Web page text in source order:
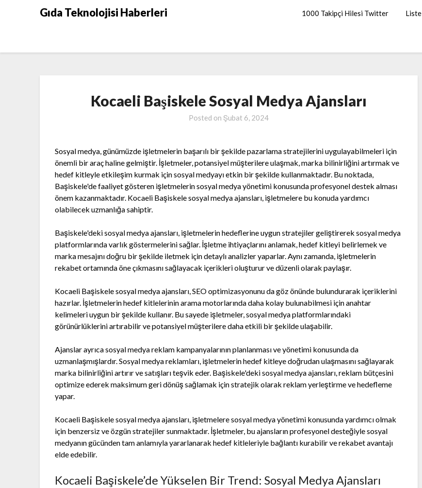
Gıda Teknolojisi Haberleri 1000 Takipçi Hilesi Twitter Liste
Kocaeli Başiskele Sosyal Medya Ajansları
Posted on Şubat 6, 2024
Sosyal medya, günümüzde işletmelerin başarılı bir şekilde pazarlama stratejilerini uygulayabilmeleri için
önemli bir araç haline gelmiştir. İşletmeler, potansiyel müşterilere ulaşmak, marka bilinirliğini artırmak ve
hedef kitleyle etkileşim kurmak için sosyal medyayı etkin bir şekilde kullanmaktadır. Bu noktada,
Başiskele'de faaliyet gösteren işletmelerin sosyal medya yönetimi konusunda profesyonel destek alması
önem kazanmaktadır. Kocaeli Başiskele sosyal medya ajansları, işletmelere bu konuda yardımcı
olabilecek uzmanlığa sahiptir.
Başiskele'deki sosyal medya ajansları, işletmelerin hedeflerine uygun stratejiler geliştirerek sosyal medya
platformlarında varlık göstermelerini sağlar. İşletme ihtiyaçlarını anlamak, hedef kitleyi belirlemek ve
marka mesajını doğru bir şekilde iletmek için detaylı analizler yaparlar. Aynı zamanda, işletmelerin
rekabet ortamında öne çıkmasını sağlayacak içerikleri oluşturur ve düzenli olarak paylaşır.
Kocaeli Başiskele sosyal medya ajansları, SEO optimizasyonunu da göz önünde bulundurarak içeriklerini
hazırlar. İşletmelerin hedef kitlelerinin arama motorlarında daha kolay bulunabilmesi için anahtar
kelimeleri uygun bir şekilde kullanır. Bu sayede işletmeler, sosyal medya platformlarındaki
görünürlüklerini artırabilir ve potansiyel müşterilere daha etkili bir şekilde ulaşabilir.
Ajanslar ayrıca sosyal medya reklam kampanyalarının planlanması ve yönetimi konusunda da
uzmanlaşmışlardır. Sosyal medya reklamları, işletmelerin hedef kitleye doğrudan ulaşmasını sağlayarak
marka bilinirliğini artırır ve satışları teşvik eder. Başiskele'deki sosyal medya ajansları, reklam bütçesini
optimize ederek maksimum geri dönüş sağlamak için stratejik olarak reklam yerleştirme ve hedefleme
yapar.
Kocaeli Başiskele sosyal medya ajansları, işletmelere sosyal medya yönetimi konusunda yardımcı olmak
için benzersiz ve özgün stratejiler sunmaktadır. İşletmeler, bu ajansların profesyonel desteğiyle sosyal
medyanın gücünden tam anlamıyla yararlanarak hedef kitleleriyle bağlantı kurabilir ve rekabet avantajı
elde edebilir.
Kocaeli Başiskele’de Yükselen Bir Trend: Sosyal Medya Ajansları